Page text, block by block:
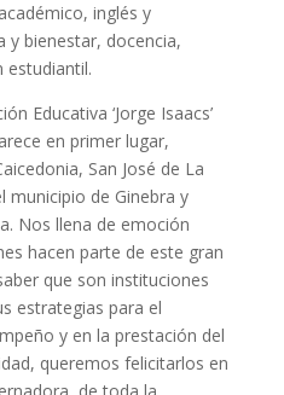
inglés y
y bienestar, docencia,
Educativa ‘Jorge Isaacs’
en primer lugar,
San José de La
municipio de Ginebra y
Nos llena de emoción
hacen parte de este gran
que son instituciones
estrategias para el
y en la prestación del
queremos felicitarlos en